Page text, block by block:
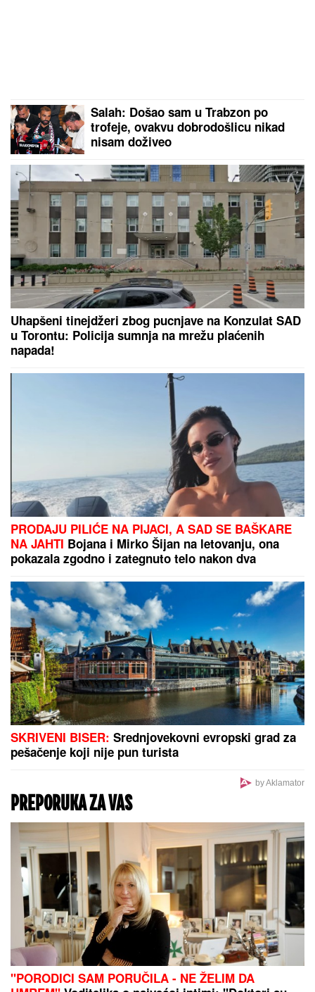
Salah: Došao sam u Trabzon po
trofeje, ovakvu dobrodošlicu nikad
nisam doživeo
Uhapšeni tinejdžeri zbog pucnjave na Konzulat SAD
u Torontu: Policija sumnja na mrežu plaćenih
napada!
PRODAJU PILIĆE NA PIJACI, A SAD SE BAŠKARE
NA JAHTI Bojana i Mirko Šijan na letovanju, ona
pokazala zgodno i zategnuto telo nakon dva
SKRIVENI BISER: Srednjovekovni evropski grad za
pešačenje koji nije pun turista
by Aklamator
PREPORUKA ZA VAS
"PORODICI SAM PORUČILA - NE ŽELIM DA